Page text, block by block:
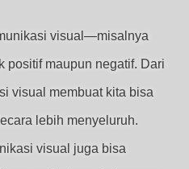
visual—misalnya
maupun negatif. Dari
visual membuat kita bisa
lebih menyeluruh.
visual juga bisa